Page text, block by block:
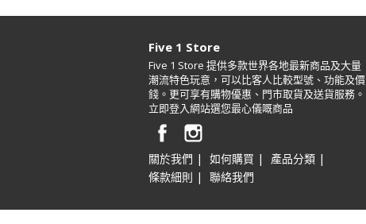
Five 1 Store
Five 1 Store 提供多款世界各地最新商品及大量
潮流特色玩意，可以比客人比較型號、功能及價
錢。更可享有購物優惠、門市取貨及送貨服務。
立即登入網站選您最心儀嘅商品
關於我們 | 如何購買 | 產品分類 |
條款細則 | 聯絡我們